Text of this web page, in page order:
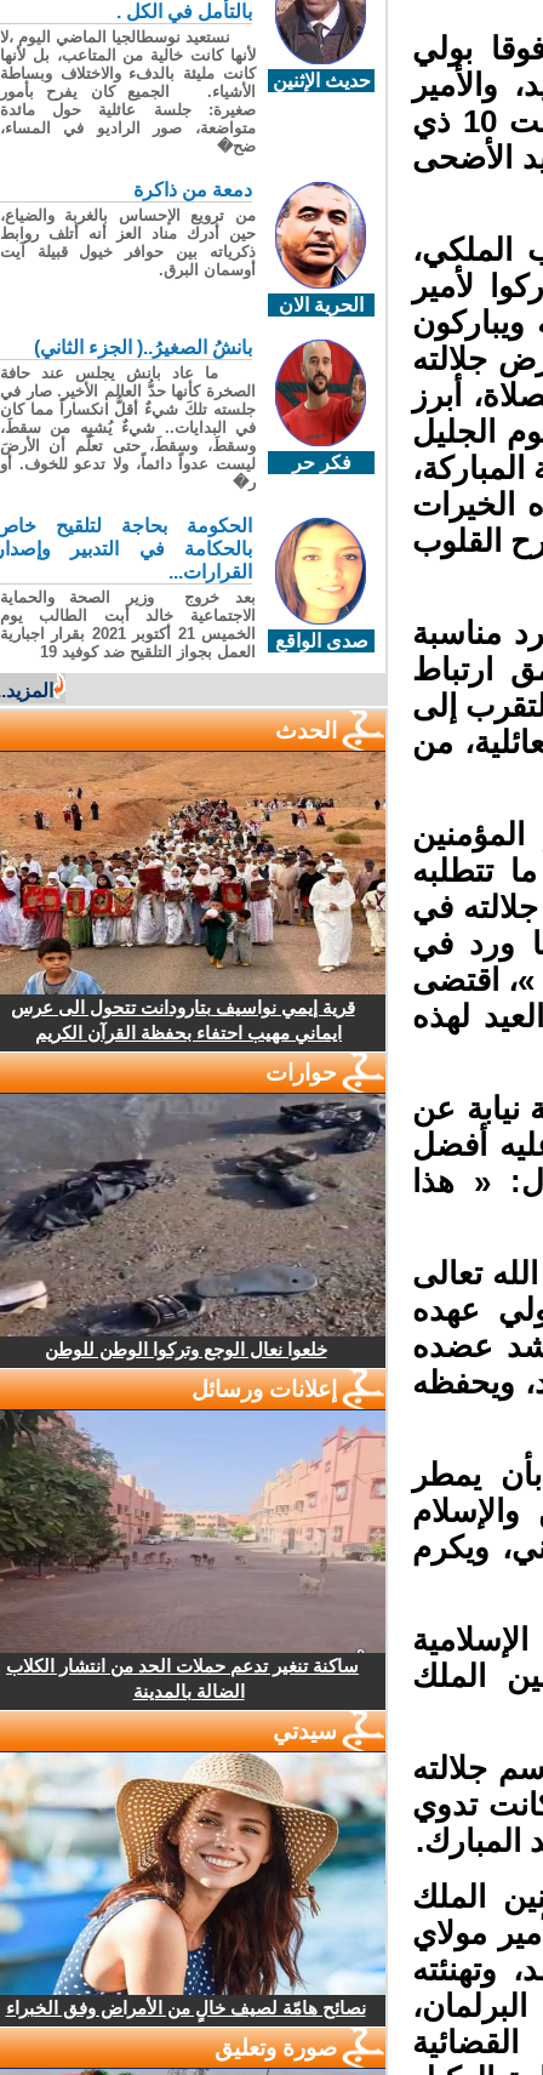
بولي
والأمير
مولاي أحمد، والأمير مولاي اسماعيل، يومه السبت 10 ذي
صلاة عيد الأضحى
لأمير
جلالته
أبرز
الجليل
القلوب
مناسبة
ارتباط
إلى
من
تتطلبه
في
ورد في
اقتضى
لهذه
عن
أفضل
« هذا
تعالى
عهده
عضده
ويحفظه
يمطر
ويكرم
الملك
جلالته
تدوي
الملك
مولاي
وتهنئته
حديث الإثنين
بالتأمل في الكل .
نستعيد نوسطالجيا الماضي اليوم ،لا
لأنها كانت خالية من المتاعب، بل لأنها
كانت مليئة بالدفء والاختلاف وبساطة
الأشياء. الجميع كان يفرح بأمور
صغيرة: جلسة عائلية حول مائدة
متواضعة، صور الراديو في المساء،
ضح�
الحرية الان
دمعة من ذاكرة
من ترويع الإحساس بالغربة والضياع،
حين أدرك مناد العز أنه أتلف روابط
ذكرياته بين حوافر خيول قبيلة آيت
أوسمان البرق.
فكر حر
بانشُ الصغيرُ..( الجزء الثاني)
ما عاد بانش يجلس عند حافة
الصخرة كأنها حدُّ العالم الأخير. صار في
جلسته تلكَ شيءٌ أقلُّ انكساراً مما كان
في البدايات.. شيءٌ يُشبِه من سقطَ،
وسقطَ، وسقطَ، حتى تعلّم أن الأرضَ
ليست عدواً دائماً، ولا تدعو للخوف. أو
ر�
صدى الواقع
الحكومة بحاجة لتلقيح خاص
بالحكامة في التدبير وإصدار
القرارات...
بعد خروج وزير الصحة والحماية
الاجتماعية خالد أبت الطالب يوم
الخميس 21 أكتوبر 2021 بقرار اجبارية
العمل بجواز التلقيح ضد كوفيد 19
المزيد...
الحدث
قرية إيمي نواسيف بتارودانت تتحول الى عرس
ايماني مهيب احتفاء بحفظة القرآن الكريم
حوارات
خلعوا نعال الوجع وتركوا الوطن للوطن
إعلانات ورسائل
ساكنة تنغير تدعم حملات الحد من انتشار الكلاب
الضالة بالمدينة
سيدتي
نصائح هامّة لصيف خالٍ من الأمراض وفق الخبراء
صورة وتعليق